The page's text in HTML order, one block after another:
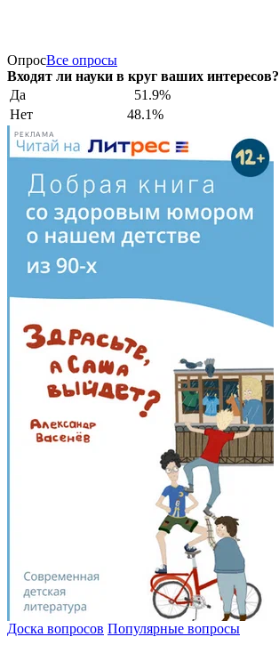
ОпросВсе опросы
Входят ли науки в круг ваших интересов?
Да
51.9%
Нет
48.1%
РЕКЛАМА
Доска вопросов Популярные вопросы